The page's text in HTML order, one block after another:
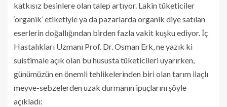
katkısız besinlere olan talep artıyor. Lakin tüketiciler
‘organik’ etiketiyle ya da pazarlarda organik diye satılan
eserlerin doğallığından birden fazla vakit kuşku ediyor. İç
Hastalıkları Uzmanı Prof. Dr. Osman Erk, ne yazık ki
suistimale açık olan bu hususta tüketicileri uyarırken,
günümüzün en önemli tehlikelerinden biri olan tarım ilaçlı
meyve-sebzelerden uzak durmanın ipuçlarını şöyle
açıkladı: